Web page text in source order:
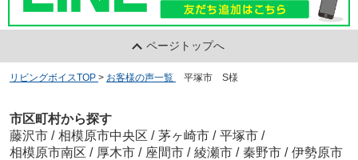
ページトップへ
リビングボイスTOP > お客様の声一覧 平塚市 S様
市区町村から探す
藤沢市 / 相模原市中央区 / 茅ヶ崎市 / 平塚市 /
相模原市南区 / 厚木市 / 座間市 / 綾瀬市 / 秦野市 / 伊勢原市